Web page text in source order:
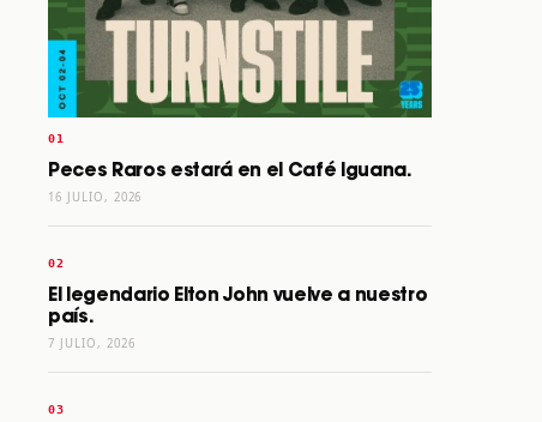
Peces Raros estará en el Café Iguana.
16 JULIO, 2026
El legendario Elton John vuelve a nuestro
país.
7 JULIO, 2026